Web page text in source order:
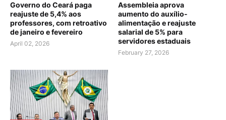
Governo do Ceará paga
reajuste de 5,4% aos
professores, com retroativo
de janeiro e fevereiro
April 02, 2026
Assembleia aprova
aumento do auxílio-
alimentação e reajuste
salarial de 5% para
servidores estaduais
February 27, 2026